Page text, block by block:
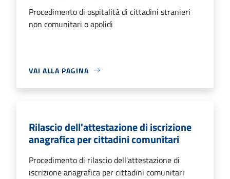
Procedimento di ospitalità di cittadini stranieri
non comunitari o apolidi
VAI ALLA PAGINA
Rilascio dell'attestazione di iscrizione
anagrafica per cittadini comunitari
Procedimento di rilascio dell'attestazione di
iscrizione anagrafica per cittadini comunitari